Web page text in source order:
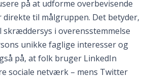
på at udforme overbevisende
direkte til målgruppen. Det betyder,
skræddersys i overensstemmelse
unikke faglige interesser og
på, at folk bruger LinkedIn
sociale netværk – mens Twitter